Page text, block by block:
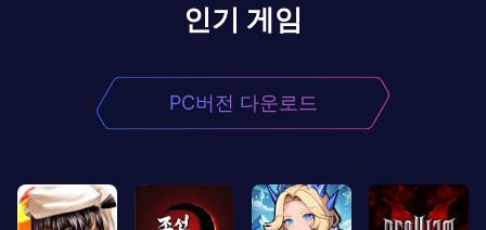
인기 게임
PC버전 다운로드